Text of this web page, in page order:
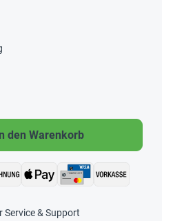
Wert ein oder
den Warenkorb
& Support